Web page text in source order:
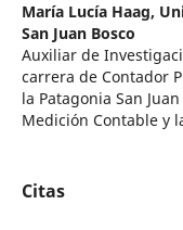
María Lucía Haag,
San Juan Bosco
Auxiliar de
carrera de Contador
la Patagonia San
Medición Contable y
Citas